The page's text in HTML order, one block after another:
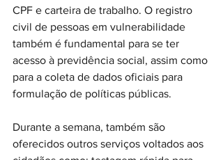
CPF e carteira de trabalho. O registro
civil de pessoas em vulnerabilidade
também é fundamental para se ter
acesso à previdência social, assim como
para a coleta de dados oficiais para
formulação de políticas públicas.
Durante a semana, também são
oferecidos outros serviços voltados aos